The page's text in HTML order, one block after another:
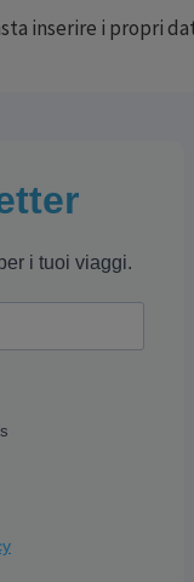
inserire i propri